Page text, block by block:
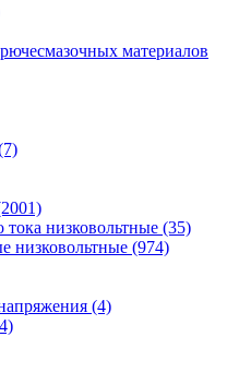
материалов
низковольтные (35)
низковольтные (974)
(4)